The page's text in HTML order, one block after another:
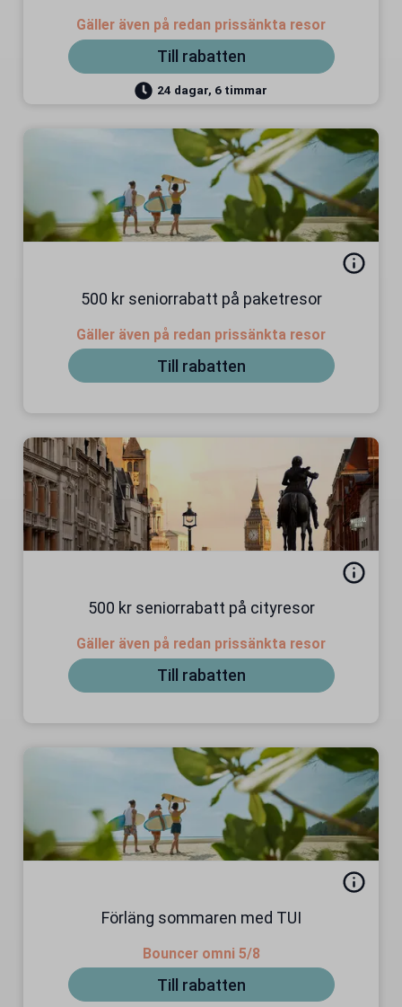
Gäller även på redan prissänkta resor
Till rabatten
24 dagar, 6 timmar
500 kr seniorrabatt på paketresor
Gäller även på redan prissänkta resor
Till rabatten
500 kr seniorrabatt på cityresor
Gäller även på redan prissänkta resor
Till rabatten
Förläng sommaren med TUI
Bouncer omni 5/8
Till rabatten